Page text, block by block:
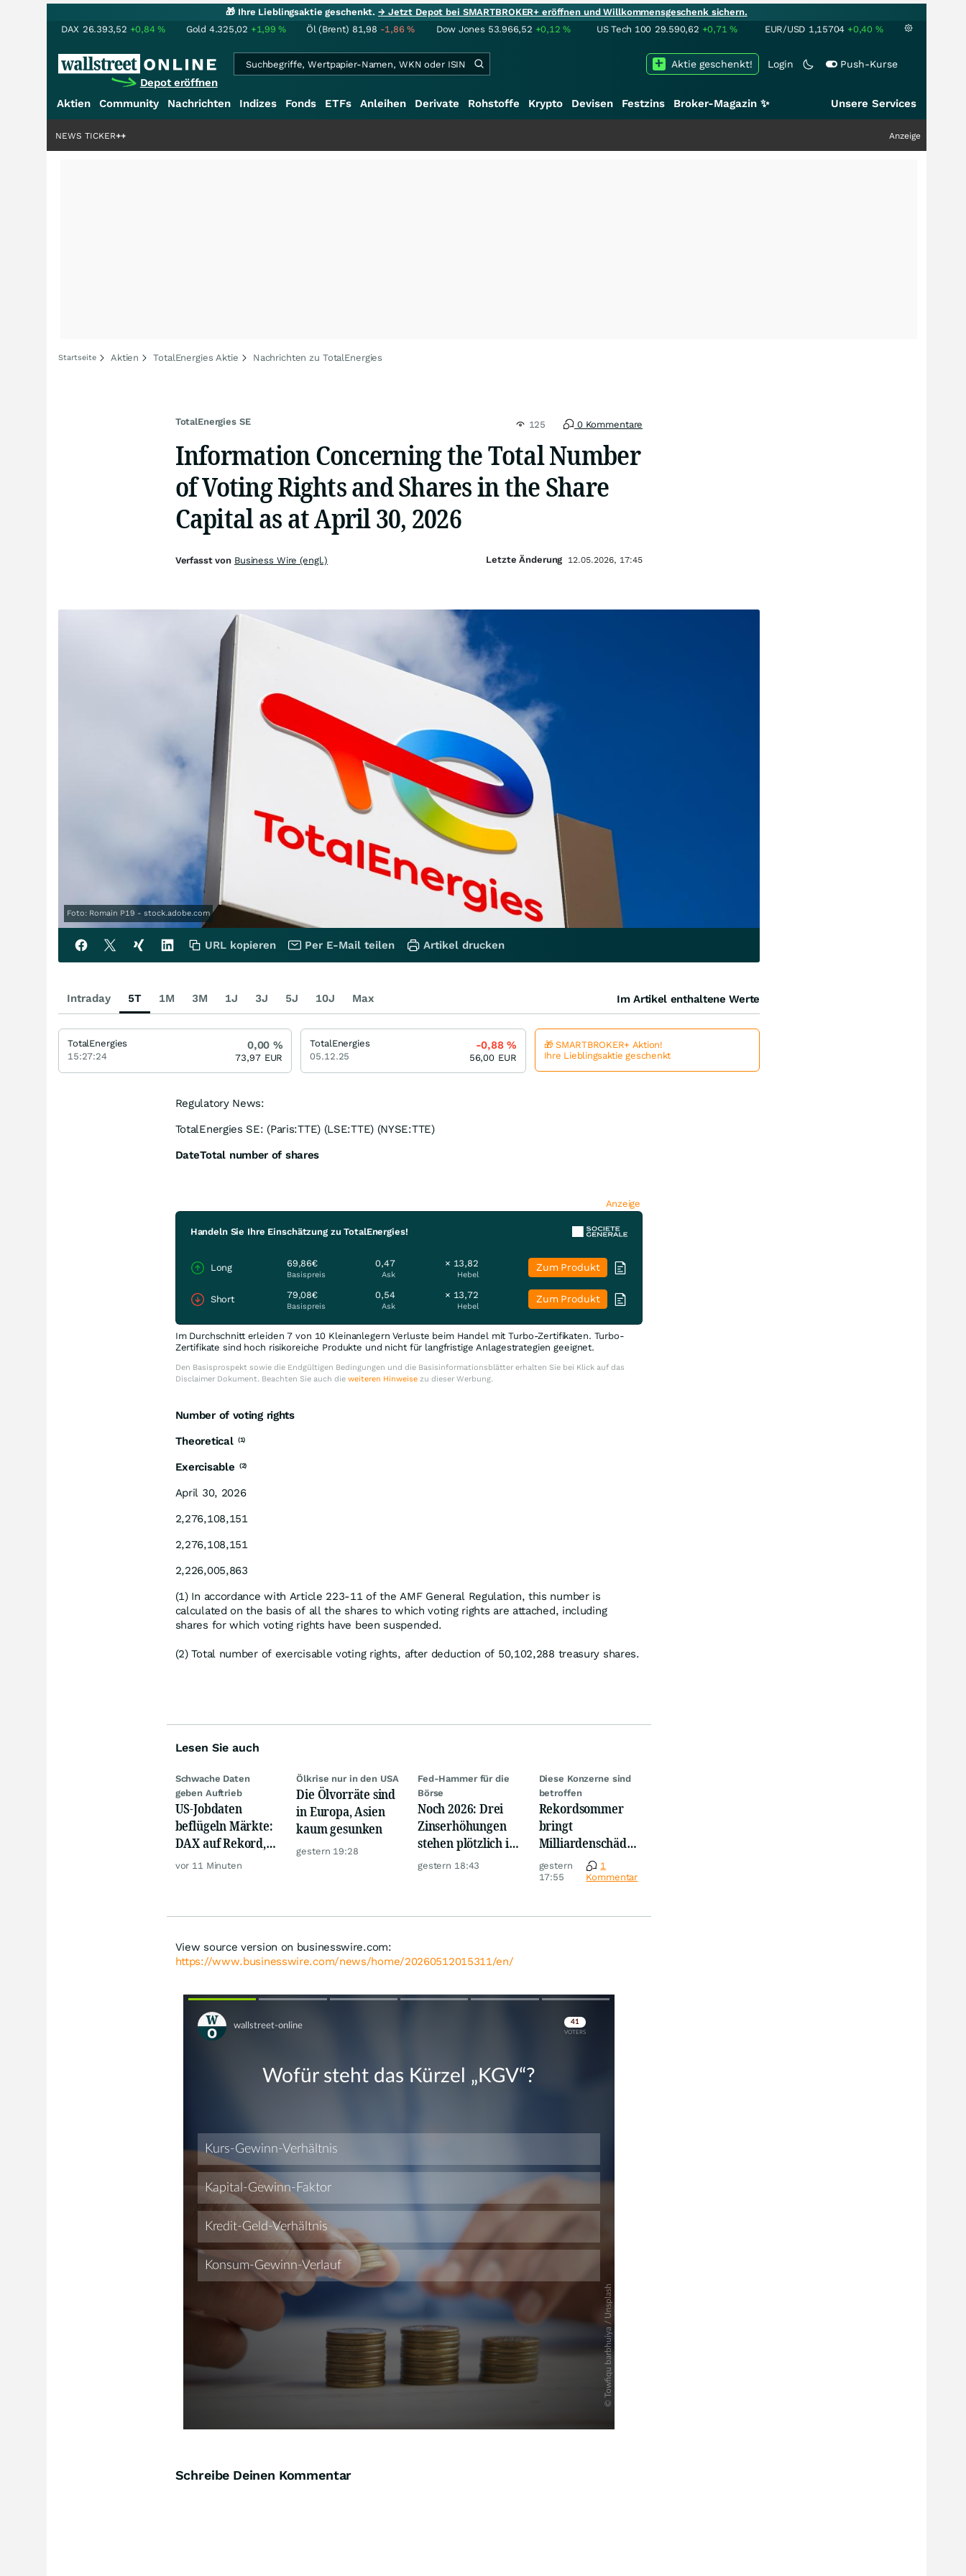
🎁 Ihre Lieblingsaktie geschenkt.→ Jetzt Depot bei SMARTBROKER+ eröffnen und Willkommensgeschenk sichern.
DAX 26.393,52 +0,84% Gold 4.325,02 +1,99% Öl (Brent) 81,98 -1,86% Dow Jones 53.966,52 +0,12% US Tech 100 29.590,62 +0,71% EUR/USD 1,15704 +0,40 %
Depot eröffnen
Login Push-Kurse
Aktie geschenkt!
Aktien Community Nachrichten Indizes Fonds ETFs Anleihen Derivate Rohstoffe Krypto Devisen Festzins Broker-Magazin ✨ Unsere Services
Anzeige
NEWS TICKER
Startseite Aktien TotalEnergies Aktie Nachrichten zu TotalEnergies
TotalEnergies SE 125 0 Kommentare
Information Concerning the Total Number
of Voting Rights and Shares in the Share
Capital as at April 30, 2026
Foto: Romain P19 - stock.adobe.com
Regulatory News:
TotalEnergies SE: (Paris:TTE) (LSE:TTE) (NYSE:TTE)
DateTotal number of shares
Anzeige
Handeln Sie Ihre Einschätzung zu TotalEnergies!
Long 69,86€
Basispreis
0,47
Ask
× 13,82
Hebel
Zum Produkt
Short 79,08€
Basispreis
0,54
Ask
× 13,72
Hebel
Zum Produkt
Im Durchschnitt erleiden 7 von 10 Kleinanlegern Verluste beim Handel mit Turbo-Zertifikaten. Turbo-
Zertifikate sind hoch risikoreiche Produkte und nicht für langfristige Anlagestrategien geeignet.
Den Basisprospekt sowie die Endgültigen Bedingungen und die Basisinformationsblätter erhalten Sie bei Klick auf das
Disclaimer Dokument. Beachten Sie auch die weiteren Hinweisezu dieser Werbung.
Number of voting rights
Theoretical
(1)
Exercisable (2)
April 30, 2026
2,276,108,151
2,276,108,151
2,226,005,863
(1) In accordance with Article 223-11 of the AMF General Regulation, this number is
calculated on the basis of all the shares to which voting rights are attached, including
shares for which voting rights have been suspended.
(2) Total number of exercisable voting rights, after deduction of 50,102,288 treasury shares.
Lesen Sie auch
Schwache Daten
geben Auftrieb
US-Jobdaten
beflügeln Märkte:
DAX auf Rekord,
Gold hebt ab
vor 11 Minuten
Ölkrise nur in den USA
Die Ölvorräte sind
in Europa, Asien
kaum gesunken
gestern 19:28
Fed-Hammer für die
Börse
Noch 2026: Drei
Zinserhöhungen
stehen plötzlich im
Raum
gestern 18:43
Diese Konzerne sind
betroffen
Rekordsommer
bringt
Milliardenschäden
für die deutsche
Wirtschaft
gestern
17:55
1
Kommentar
View source version on businesswire.com:
https://www.businesswire.com/news/home/20260512015311/en/
Skip
Skip
Schreibe Deinen Kommentar
Verfasst von Business Wire (engl.) Letzte Änderung 12.05.2026, 17:45
URL kopieren Per E-Mail teilen Artikel drucken
Intraday 5T 1M 3M 1J 3J 5J 10J Max Im Artikel enthaltene Werte
TotalEnergies
15:27:24
0,00 %
73,97 EUR
TotalEnergies
05.12.25
-0,88 %
56,00 EUR
🎁 SMARTBROKER+ Aktion!
Ihre Lieblingsaktie geschenkt